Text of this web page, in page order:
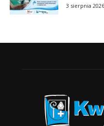
3 sierpnia 2026